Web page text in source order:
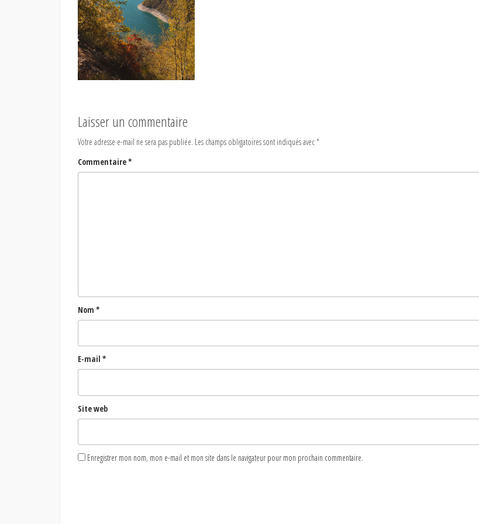
Laisser un commentaire
Votre adresse e-mail ne sera pas publiée. Les champs obligatoires sont indiqués avec*
Commentaire*
Nom *
E-mail *
Site web
Enregistrer mon nom, mon e-mail et mon site dans le navigateur pour mon prochain commentaire.